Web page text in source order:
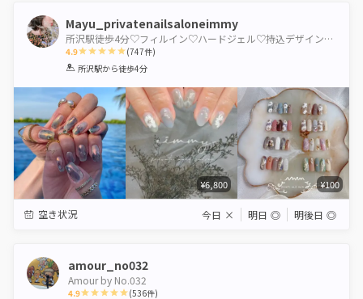
Mayu_privatenailsaloneimmy
所沢駅徒歩4分♡フィルイン♡ハードジェル♡持込デザイン専門店
4.9
1 2 3 4 5
(747件)
所沢駅から徒歩4分
¥6,800 ¥100
空き状況 今日 × 明日 ◎ 明後日 ◎
amour_no032
Amour by No.032
4.9 (536件)